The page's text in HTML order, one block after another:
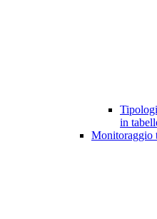
in
Monitoraggio